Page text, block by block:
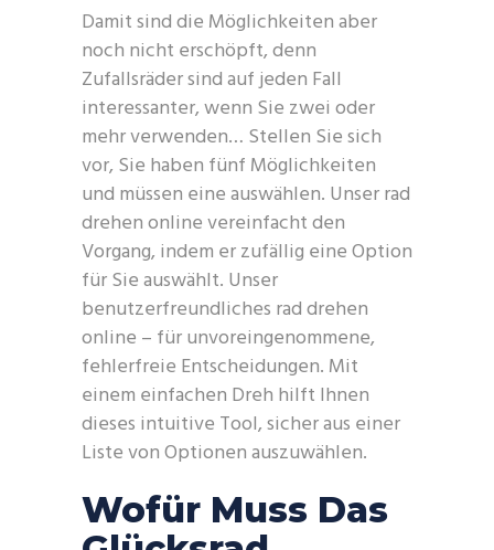
Damit sind die Möglichkeiten aber
noch nicht erschöpft, denn
Zufallsräder sind auf jeden Fall
interessanter, wenn Sie zwei oder
mehr verwenden… Stellen Sie sich
vor, Sie haben fünf Möglichkeiten
und müssen eine auswählen. Unser rad
drehen online vereinfacht den
Vorgang, indem er zufällig eine Option
für Sie auswählt. Unser
benutzerfreundliches rad drehen
online – für unvoreingenommene,
fehlerfreie Entscheidungen. Mit
einem einfachen Dreh hilft Ihnen
dieses intuitive Tool, sicher aus einer
Liste von Optionen auszuwählen.
Wofür Muss Das